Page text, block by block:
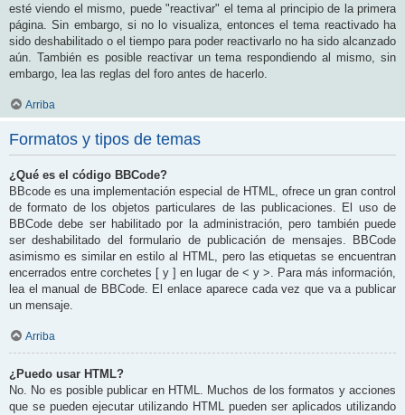
esté viendo el mismo, puede "reactivar" el tema al principio de la primera
página. Sin embargo, si no lo visualiza, entonces el tema reactivado ha
sido deshabilitado o el tiempo para poder reactivarlo no ha sido alcanzado
aún. También es posible reactivar un tema respondiendo al mismo, sin
embargo, lea las reglas del foro antes de hacerlo.
Arriba
Formatos y tipos de temas
¿Qué es el código BBCode?
BBcode es una implementación especial de HTML, ofrece un gran control
de formato de los objetos particulares de las publicaciones. El uso de
BBCode debe ser habilitado por la administración, pero también puede
ser deshabilitado del formulario de publicación de mensajes. BBCode
asimismo es similar en estilo al HTML, pero las etiquetas se encuentran
encerrados entre corchetes [ y ] en lugar de < y >. Para más información,
lea el manual de BBCode. El enlace aparece cada vez que va a publicar
un mensaje.
Arriba
¿Puedo usar HTML?
No. No es posible publicar en HTML. Muchos de los formatos y acciones
que se pueden ejecutar utilizando HTML pueden ser aplicados utilizando